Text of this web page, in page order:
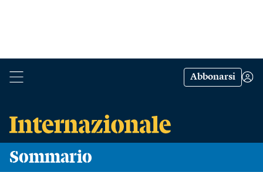
Abbonarsi
Sommario